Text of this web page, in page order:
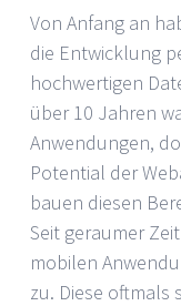
Von Anfang an
die Entwicklung
hochwertigen
über 10 Jahren
Anwendungen,
Potential der
bauen diesen
Seit geraumer
mobilen
zu. Diese oftmals